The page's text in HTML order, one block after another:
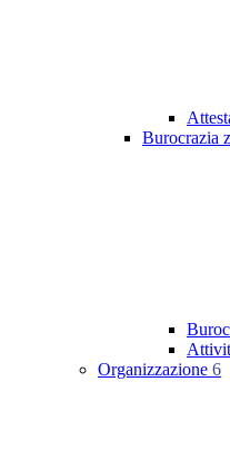
Burocrazia
Organizzazione 6